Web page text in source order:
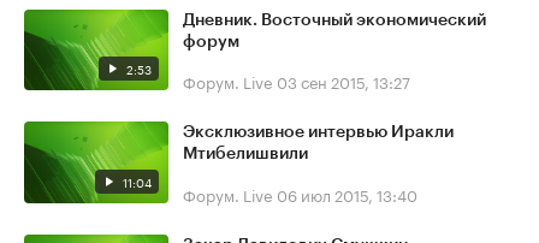
2:53
Дневник. Восточный экономический
форум
Форум. Live 03 сен 2015, 13:27
11:04
Эксклюзивное интервью Иракли
Мтибелишвили
Форум. Live 06 июл 2015, 13:40